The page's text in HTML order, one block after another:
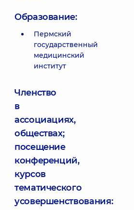
Образование:
Пермский
государственный
медицинский
институт
Членство
в
ассоциациях,
обществах;
посещение
конференций,
курсов
тематического
усовершенствования: